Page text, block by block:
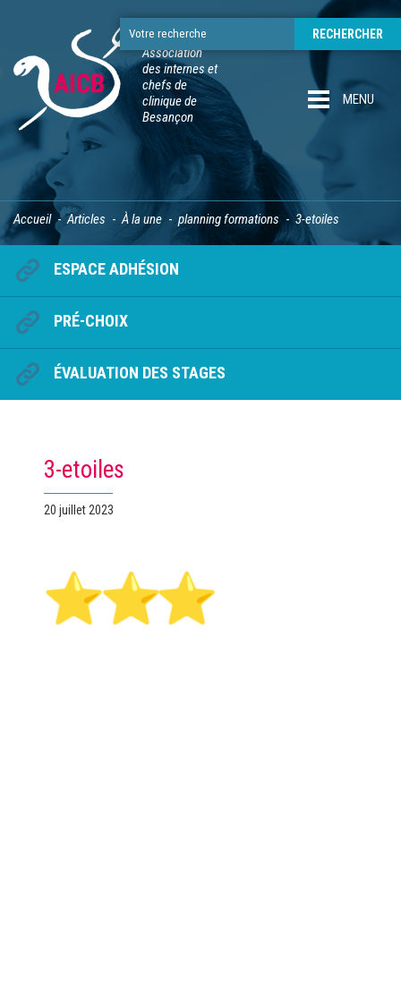
Association
des internes et
chefs de
clinique de
Besançon
MENU
Accueil Articles À la une planning formations 3-etoiles
ESPACE ADHÉSION
PRÉ-CHOIX
ÉVALUATION DES STAGES
3-etoiles
Publié
20 juillet 2023